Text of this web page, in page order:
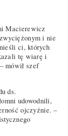
Macierewicz
i nie
ci, których
tę wiarę i
mówił szef
ds.
udowodnili,
ojczyźnie. –